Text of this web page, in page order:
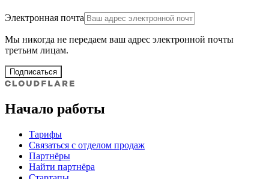
Электронная почта
Мы никогда не передаем ваш адрес электронной почты
третьим лицам.
Подписаться
Начало работы
Тарифы
Связаться с отделом продаж
Партнёры
Найти партнёра